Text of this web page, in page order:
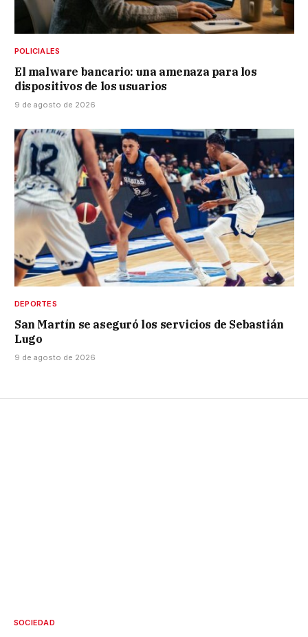
POLICIALES
El malware bancario: una amenaza para los
dispositivos de los usuarios
9 de agosto de 2026
DEPORTES
San Martín se aseguró los servicios de Sebastián
Lugo
9 de agosto de 2026
SOCIEDAD